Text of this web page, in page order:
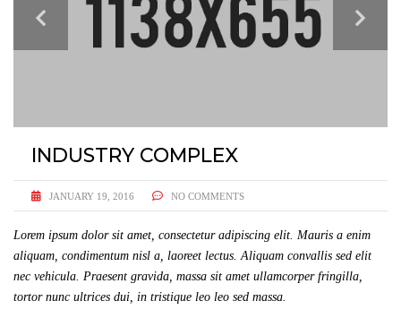
INDUSTRY COMPLEX
JANUARY 19, 2016 NO COMMENTS
Lorem ipsum dolor sit amet, consectetur adipiscing elit. Mauris a enim
aliquam, condimentum nisl a, laoreet lectus. Aliquam convallis sed elit
nec vehicula. Praesent gravida, massa sit amet ullamcorper fringilla,
tortor nunc ultrices dui, in tristique leo leo sed massa.